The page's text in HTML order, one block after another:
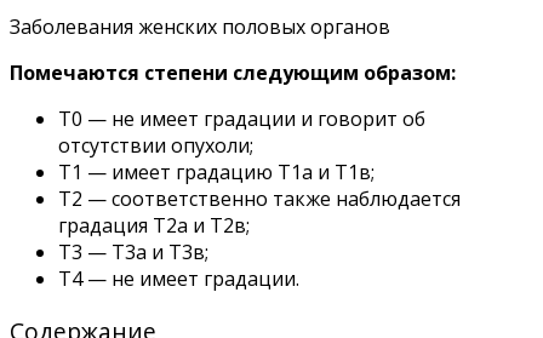
Заболевания женских половых органов
Помечаются степени следующим образом:
Т0 — не имеет градации и говорит об
отсутствии опухоли;
Т1 — имеет градацию Т1а и Т1в;
Т2 — соответственно также наблюдается
градация Т2а и Т2в;
Т3 — Т3а и Т3в;
Т4 — не имеет градации.
Содержание